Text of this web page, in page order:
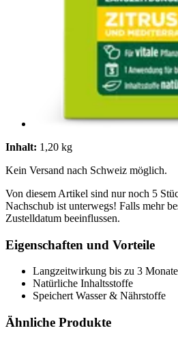
Inhalt: 1,20 kg
Kein Versand nach Schweiz möglich.
Von diesem Artikel sind nur noch 5
Nachschub ist unterwegs! Falls mehr
Zustelldatum beeinflussen.
Eigenschaften und Vorteile
Langzeitwirkung bis zu 3 Monate
Natürliche Inhaltsstoffe
Speichert Wasser & Nährstoffe
Ähnliche Produkte